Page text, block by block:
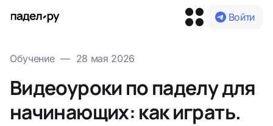
Войти
Обучение — 28 мая 2026
Видеоуроки по паделу для
начинающих: как играть.